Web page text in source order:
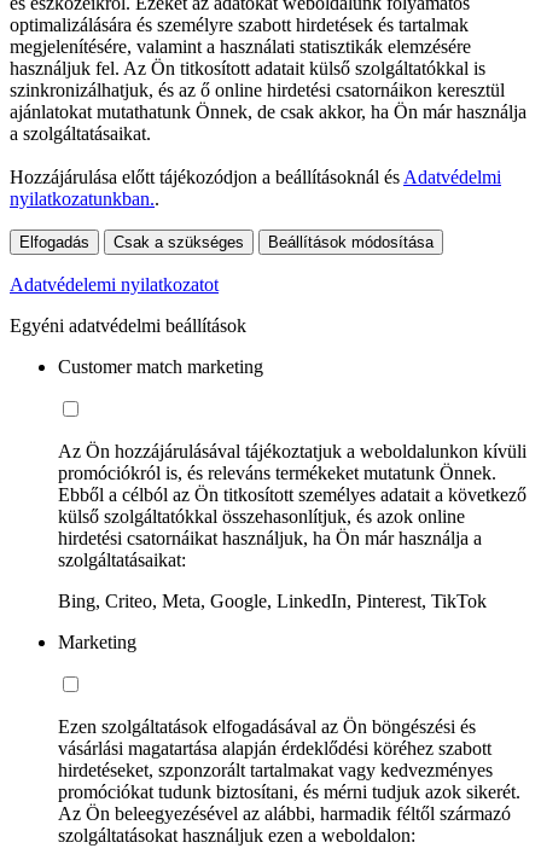
optimalizálására és személyre szabott hirdetések és tartalmak
megjelenítésére, valamint a használati statisztikák elemzésére
használjuk fel. Az Ön titkosított adatait külső szolgáltatókkal is
szinkronizálhatjuk, és az ő online hirdetési csatornáikon keresztül
ajánlatokat mutathatunk Önnek, de csak akkor, ha Ön már használja
a szolgáltatásaikat.
Hozzájárulása előtt tájékozódjon a beállításoknál ésAdatvédelmi
nyilatkozatunkban..
Elfogadás Csak a szükséges Beállítások módosítása
Adatvédelemi nyilatkozatot
Egyéni adatvédelmi beállítások
Customer match marketing
Az Ön hozzájárulásával tájékoztatjuk a weboldalunkon kívüli
promóciókról is, és releváns termékeket mutatunk Önnek.
Ebből a célból az Ön titkosított személyes adatait a következő
külső szolgáltatókkal összehasonlítjuk, és azok online
hirdetési csatornáikat használjuk, ha Ön már használja a
szolgáltatásaikat:
Bing, Criteo, Meta, Google, LinkedIn, Pinterest, TikTok
Marketing
Ezen szolgáltatások elfogadásával az Ön böngészési és
vásárlási magatartása alapján érdeklődési köréhez szabott
hirdetéseket, szponzorált tartalmakat vagy kedvezményes
promóciókat tudunk biztosítani, és mérni tudjuk azok sikerét.
Az Ön beleegyezésével az alábbi, harmadik féltől származó
szolgáltatásokat használjuk ezen a weboldalon: